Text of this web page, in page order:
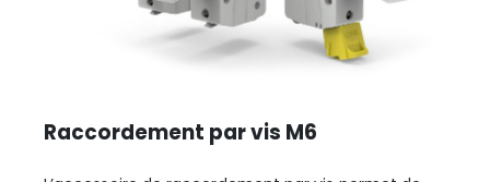
Raccordement par vis M6